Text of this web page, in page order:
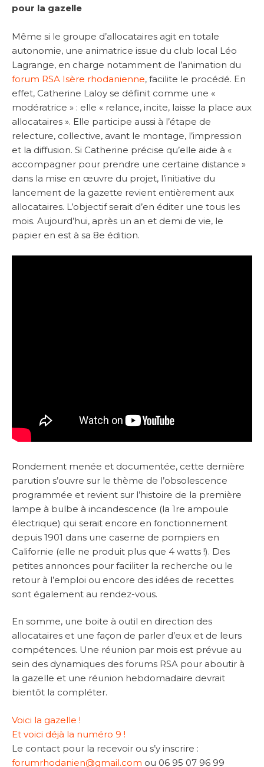
pour la gazelle
Même si le groupe d’allocataires agit en totale
autonomie, une animatrice issue du club local Léo
Lagrange, en charge notamment de l’animation du
forum RSA Isère rhodanienne, facilite le procédé. En
effet, Catherine Laloy se définit comme une «
modératrice » : elle « relance, incite, laisse la place aux
allocataires ». Elle participe aussi à l’étape de
relecture, collective, avant le montage, l’impression
et la diffusion. Si Catherine précise qu’elle aide à «
accompagner pour prendre une certaine distance »
dans la mise en œuvre du projet, l’initiative du
lancement de la gazette revient entièrement aux
allocataires. L’objectif serait d’en éditer une tous les
mois. Aujourd’hui, après un an et demi de vie, le
papier en est à sa 8e édition.
Rondement menée et documentée, cette dernière
parution s’ouvre sur le thème de l’obsolescence
programmée et revient sur l’histoire de la première
lampe à bulbe à incandescence (la 1re ampoule
électrique) qui serait encore en fonctionnement
depuis 1901 dans une caserne de pompiers en
Californie (elle ne produit plus que 4 watts !). Des
petites annonces pour faciliter la recherche ou le
retour à l’emploi ou encore des idées de recettes
sont également au rendez-vous.
En somme, une boite à outil en direction des
allocataires et une façon de parler d’eux et de leurs
compétences. Une réunion par mois est prévue au
sein des dynamiques des forums RSA pour aboutir à
la gazelle et une réunion hebdomadaire devrait
bientôt la compléter.
Voici la gazelle !
Et voici déjà la numéro 9 !
Le contact pour la recevoir ou s’y inscrire :
forumrhodanien@gmail.com ou 06 95 07 96 99